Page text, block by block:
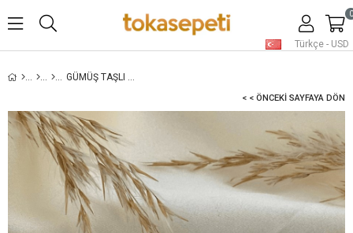
Türkçe - USD
0
GÜMÜŞ TAŞLI YAN TOKA SETI
< < ÖNCEKI SAYFAYA DÖN